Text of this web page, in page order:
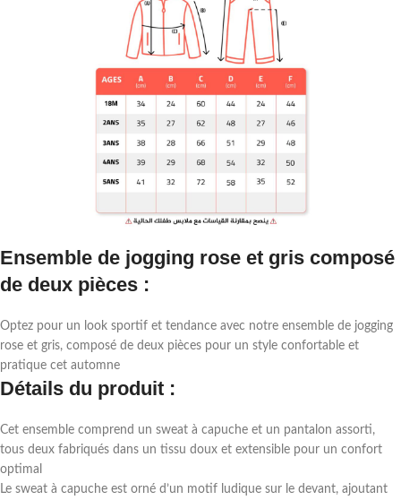
Ensemble de jogging rose et gris composé
de deux pièces :
Optez pour un look sportif et tendance avec notre ensemble de jogging
rose et gris, composé de deux pièces pour un style confortable et
pratique cet automne
Détails du produit :
Cet ensemble comprend un sweat à capuche et un pantalon assorti,
tous deux fabriqués dans un tissu doux et extensible pour un confort
optimal
Le sweat à capuche est orné d’un motif ludique sur le devant, ajoutant